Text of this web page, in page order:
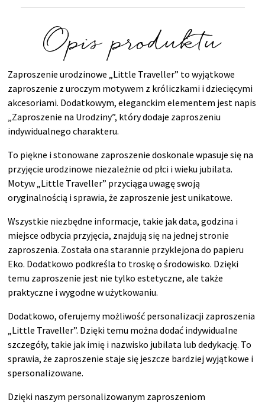
Opis produktu
Zaproszenie urodzinowe „Little Traveller” to wyjątkowe
zaproszenie z uroczym motywem z króliczkami i dziecięcymi
akcesoriami. Dodatkowym, eleganckim elementem jest napis
„Zaproszenie na Urodziny”, który dodaje zaproszeniu
indywidualnego charakteru.
To piękne i stonowane zaproszenie doskonale wpasuje się na
przyjęcie urodzinowe niezależnie od płci i wieku jubilata.
Motyw „Little Traveller” przyciąga uwagę swoją
oryginalnością i sprawia, że zaproszenie jest unikatowe.
Wszystkie niezbędne informacje, takie jak data, godzina i
miejsce odbycia przyjęcia, znajdują się na jednej stronie
zaproszenia. Została ona starannie przyklejona do papieru
Eko. Dodatkowo podkreśla to troskę o środowisko. Dzięki
temu zaproszenie jest nie tylko estetyczne, ale także
praktyczne i wygodne w użytkowaniu.
Dodatkowo, oferujemy możliwość personalizacji zaproszenia
„Little Traveller”. Dzięki temu można dodać indywidualne
szczegóły, takie jak imię i nazwisko jubilata lub dedykację. To
sprawia, że zaproszenie staje się jeszcze bardziej wyjątkowe i
spersonalizowane.
Dzięki naszym personalizowanym zaproszeniom